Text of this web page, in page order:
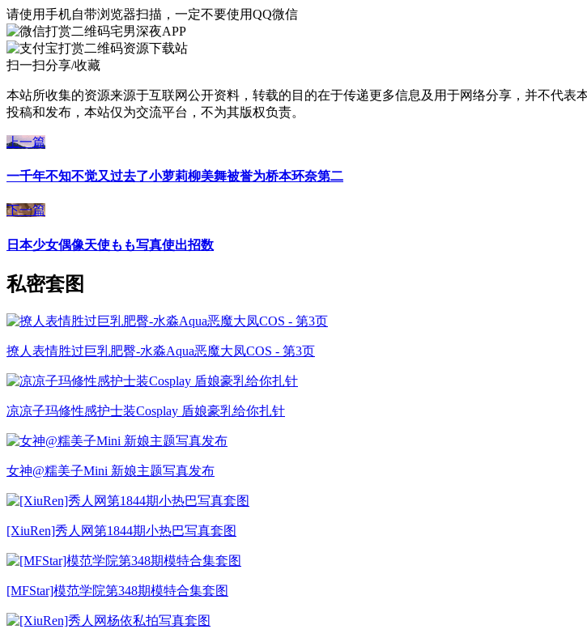
请使用手机自带浏览器扫描，一定不要使用QQ微信
宅男深夜APP
资源下载站
扫一扫分享/收藏
本站所收集的资源来源于互联网公开资料，转载的目的在于传递更多信息及用于网络分享，并不代
投稿和发布，本站仅为交流平台，不为其版权负责。
上一篇
一千年不知不觉又过去了小萝莉柳美舞被誉为桥本环奈第二
下一篇
日本少女偶像天使もも写真使出招数
私密套图
撩人表情胜过巨乳肥臀-水淼Aqua恶魔大凤COS - 第3页
凉凉子玛修性感护士装Cosplay 盾娘豪乳给你扎针
女神@糯美子Mini 新娘主题写真发布
[XiuRen]秀人网第1844期小热巴写真套图
[MFStar]模范学院第348期模特合集套图